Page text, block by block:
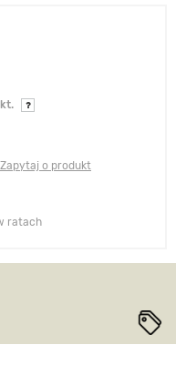
Zapytaj o produkt
ratach